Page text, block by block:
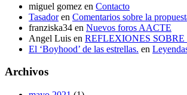
miguel gomez en Contacto
Tasadoren Comentarios sobre la
franziska34 en Nuevos foros AACTE
Angel Luis en REFLEXIONES
El ‘Boyhood’ de las estrellas. en
Archivos